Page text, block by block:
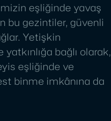
eşliğinde yavaş
bu gezintiler, güvenli
Yetişkin
yatkınlığa bağlı olarak,
eşliğinde ve
binme imkânına da